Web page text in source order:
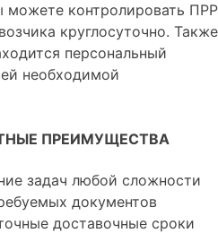
можете контролировать ПРР
круглосуточно. Также
персональный
необходимой
ПРЕИМУЩЕСТВА
задач любой сложности
документов
доставочные сроки